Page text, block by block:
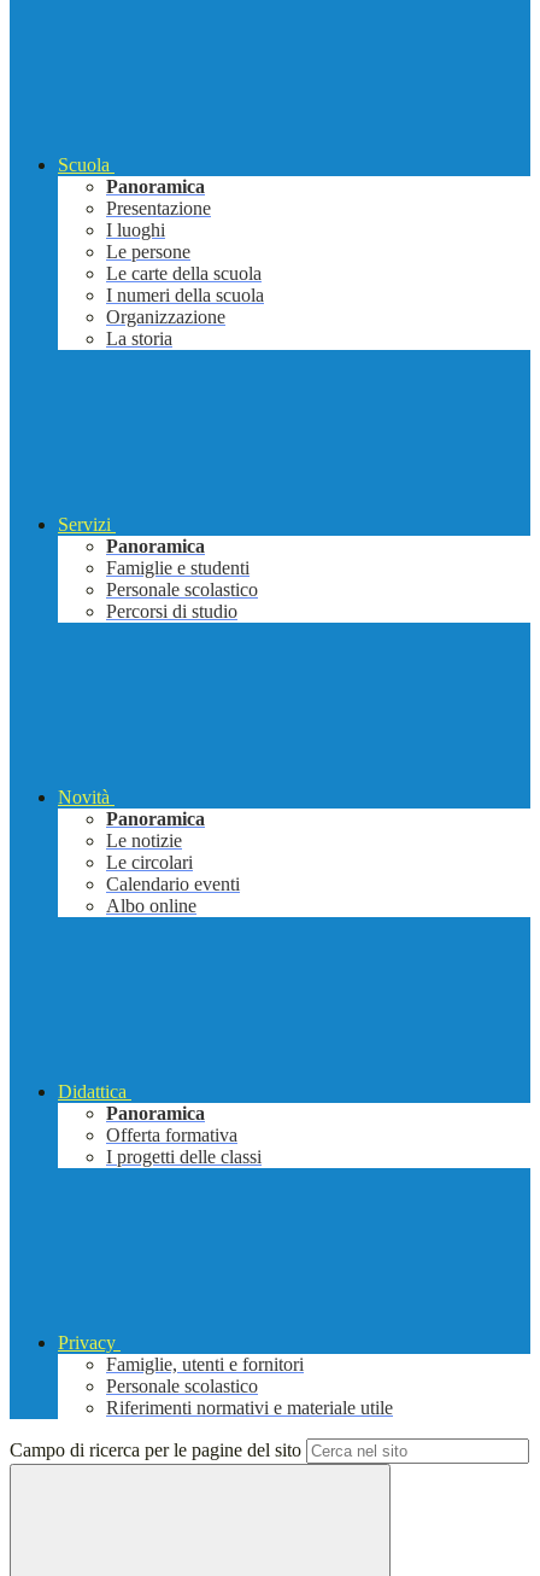
Scuola
Panoramica
Presentazione
I luoghi
Le persone
Le carte della scuola
I numeri della scuola
Organizzazione
La storia
Servizi
Panoramica
Famiglie e studenti
Personale scolastico
Percorsi di studio
Novità
Panoramica
Le notizie
Le circolari
Calendario eventi
Albo online
Didattica
Panoramica
Offerta formativa
I progetti delle classi
Privacy
Famiglie, utenti e fornitori
Personale scolastico
Riferimenti normativi e materiale utile
Campo di ricerca per le pagine del sito